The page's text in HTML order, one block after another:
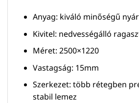
Anyag: kiváló minőségű
Kivitel: nedvességálló
Méret: 2500×1220
Vastagság: 15mm
Szerkezet: több rétegben
stabil lemez